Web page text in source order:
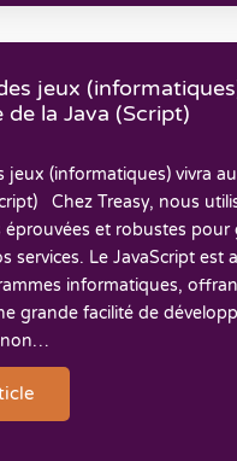
jeux
la Java (Script)
jeux (informatiques) vivra
Chez Treasy, nous
et robustes pour
services. Le JavaScript est
informatiques,
grande facilité de
non…